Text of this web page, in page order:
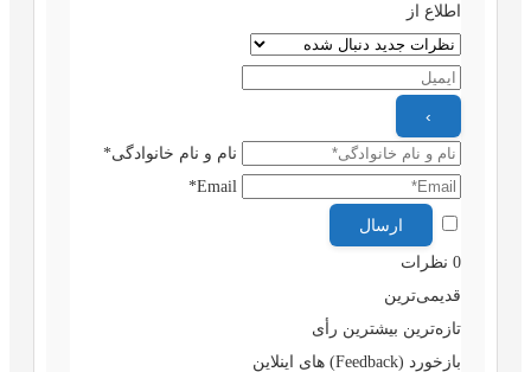
اطلاع از
نام و نام خانوادگی*
Email*
0 نظرات
قدیمی‌ترین
تازه‌ترین بیشترین رأی
بازخورد (Feedback) های اینلاین